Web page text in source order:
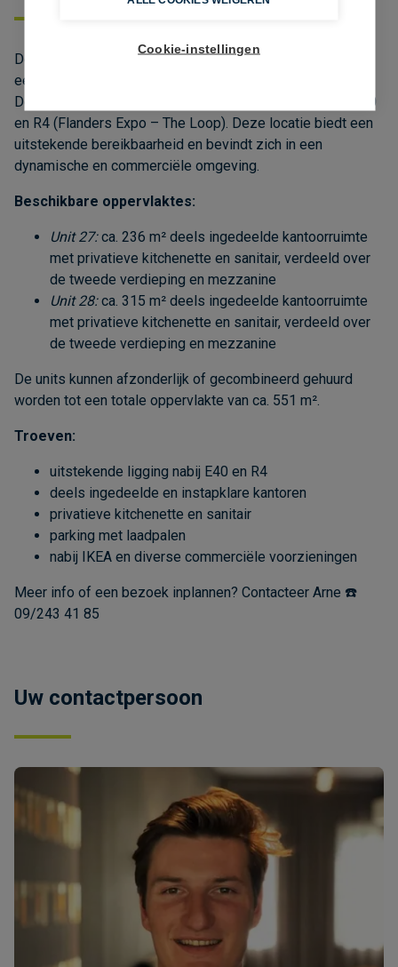
Deels ingedeelde en instapklare kantoorruimtes te huur in
een modern kantorencomplex aan de Bijenstraat in Sint-
Denijs-Westrem (Gent), strategisch gelegen vlakbij de E40
en R4 (Flanders Expo – The Loop). Deze locatie biedt een
uitstekende bereikbaarheid en bevindt zich in een
dynamische en commerciële omgeving.
Beschikbare oppervlaktes:
Unit 27:ca. 236 m² deels ingedeelde kantoorruimte
met privatieve kitchenette en sanitair, verdeeld over
de tweede verdieping en mezzanine
Unit 28:ca. 315 m² deels ingedeelde kantoorruimte
met privatieve kitchenette en sanitair, verdeeld over
de tweede verdieping en mezzanine
De units kunnen afzonderlijk of gecombineerd gehuurd
worden tot een totale oppervlakte van ca. 551 m².
Troeven:
uitstekende ligging nabij E40 en R4
deels ingedeelde en instapklare kantoren
privatieve kitchenette en sanitair
parking met laadpalen
nabij IKEA en diverse commerciële voorzieningen
Meer info of een bezoek inplannen? Contacteer Arne ☎️
09/243 41 85
Uw contactpersoon
Cookie-instellingen